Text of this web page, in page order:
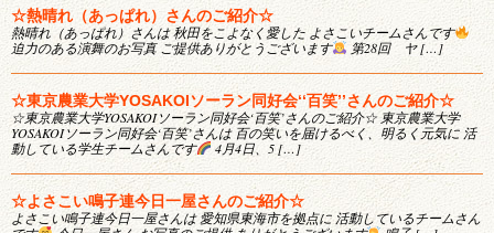
☆熱晴れ（あっぱれ）さんのご紹介☆
熱晴れ（あっぱれ）さんは 秋田をこよなく愛した よさこいチームさんです
迫力のある演舞のお写真 ご提供ありがとうございます
第28回 ヤ […]
☆東京農業大学YOSAKOIソーラン同好会‘‘百笑’’さんのご紹介☆
☆東京農業大学YOSAKOIソーラン同好会‘百笑’さんのご紹介☆ 東京農業大学
YOSAKOIソーラン同好会‘百笑’さんは 百の笑いを届けるべく、明るく元気に 活
動している学生チームさんです
4月4日、5 […]
☆よさこい鳴子連今日一屋さんのご紹介☆
よさこい鳴子連今日一屋さんは 愛知県東海市を拠点に 活動しているチームさん